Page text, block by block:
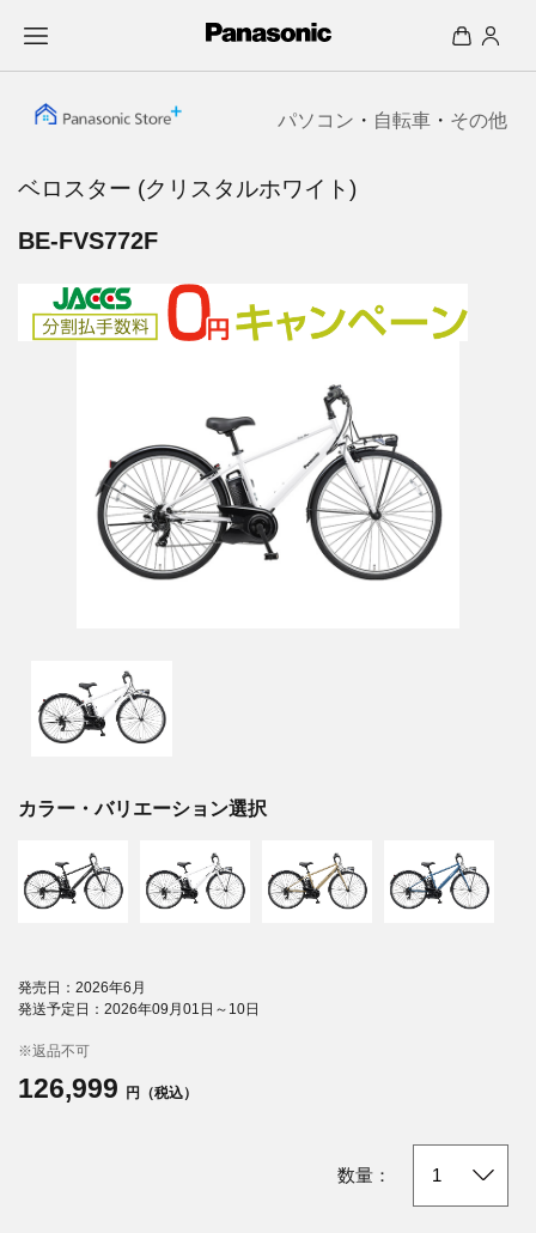
パソコン ・ 自転車 ・ その他
ベロスター (クリスタルホワイト)
BE-FVS772F
カラー・バリエーション選択
発売日：2026年6月
発送予定日：2026年09月01日～10日
※返品不可
126,999 円（税込）
数量：